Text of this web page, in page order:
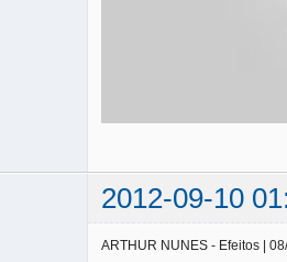
2012-09-10
ARTHUR NUNES - Efeitos |